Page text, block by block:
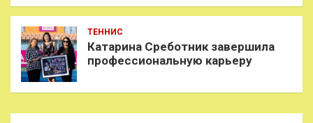
ТЕННИС
Катарина Среботник завершила
профессиональную карьеру